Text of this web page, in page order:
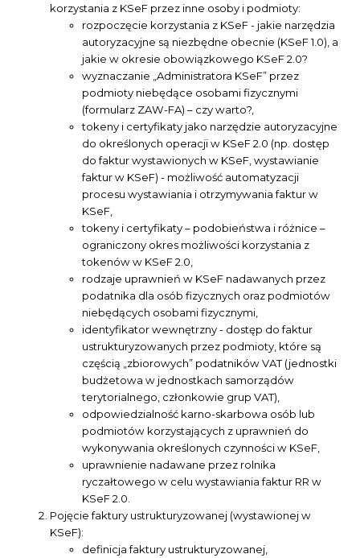
korzystania z KSeF przez inne osoby i podmioty:
rozpoczęcie korzystania z KSeF - jakie narzędzia
autoryzacyjne są niezbędne obecnie (KSeF 1.0), a
jakie w okresie obowiązkowego KSeF 2.0?
wyznaczanie „Administratora KSeF” przez
podmioty niebędące osobami fizycznymi
(formularz ZAW-FA) – czy warto?,
tokeny i certyfikaty jako narzędzie autoryzacyjne
do określonych operacji w KSeF 2.0 (np. dostęp
do faktur wystawionych w KSeF, wystawianie
faktur w KSeF) - możliwość automatyzacji
procesu wystawiania i otrzymywania faktur w
KSeF,
tokeny i certyfikaty – podobieństwa i różnice –
ograniczony okres możliwości korzystania z
tokenów w KSeF 2.0,
rodzaje uprawnień w KSeF nadawanych przez
podatnika dla osób fizycznych oraz podmiotów
niebędących osobami fizycznymi,
identyfikator wewnętrzny - dostęp do faktur
ustrukturyzowanych przez podmioty, które są
częścią „zbiorowych” podatników VAT (jednostki
budżetowa w jednostkach samorządów
terytorialnego, członkowie grup VAT),
odpowiedzialność karno-skarbowa osób lub
podmiotów korzystających z uprawnień do
wykonywania określonych czynności w KSeF,
uprawnienie nadawane przez rolnika
ryczałtowego w celu wystawiania faktur RR w
KSeF 2.0.
Pojęcie faktury ustrukturyzowanej (wystawionej w
KSeF):
definicja faktury ustrukturyzowanej,